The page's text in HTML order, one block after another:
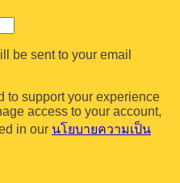
support your experience
in ourนโยบายความเป็น